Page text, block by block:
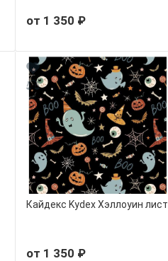
от 1 350 ₽
Кайдекс Kydex Хэллоуин лист
от 1 350 ₽